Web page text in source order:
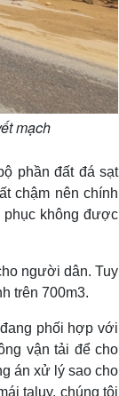
mạch
phần đất đá sạt
chậm nên chính
không được
người dân. Tuy
trên 700m3.
phối hợp với
vận tải để cho
án xử lý sao cho
taluy, chúng tôi